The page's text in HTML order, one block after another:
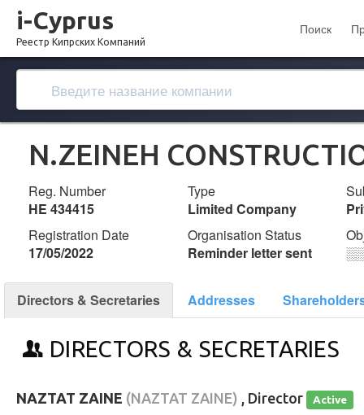
i-Cyprus
Реестр Кипрских Компаний
Поиск
N.ZEINEH
Reg. Number
ΗΕ 434415
Type
Limited Company
Registration Date
17/05/2022
Organisation Status
Reminder letter sent
Directors & Secretaries Addresses
DIRECTORS & SECRETARIES
ΝΑΖΤΑΤ ΖΑΙΝΕ (NAZTAT ZAINE) , Director Active